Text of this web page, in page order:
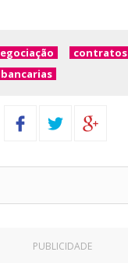
contratos
PUBLICIDADE